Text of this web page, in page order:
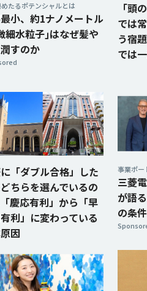
たるポテンシャルとは
小、約1ナノメートル
細水粒子｣はなぜ髪や
すのか
「頭
では
う宿
では
「ダブル合格」した
ちらを選んでいるの
慶応有利」から「早
利」に変わっている
因
事業ポー
三菱
が語
の条